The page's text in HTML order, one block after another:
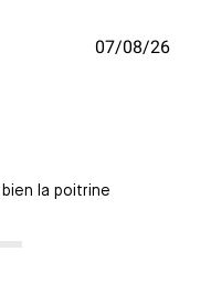
la poitrine
Date
07/08/26